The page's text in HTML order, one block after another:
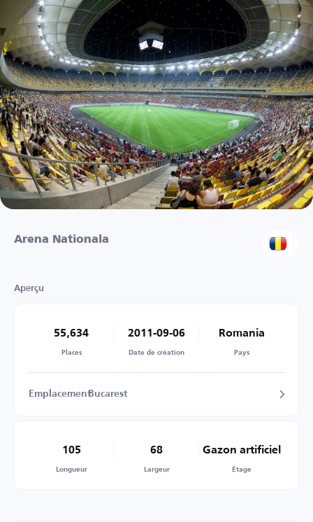
Arena Nationala
Aperçu
55,634
Places
2011-09-06
Date de création
Romania
Pays
EmplacementBucarest
105
Longueur
68
Largeur
Gazon artificiel
Étage